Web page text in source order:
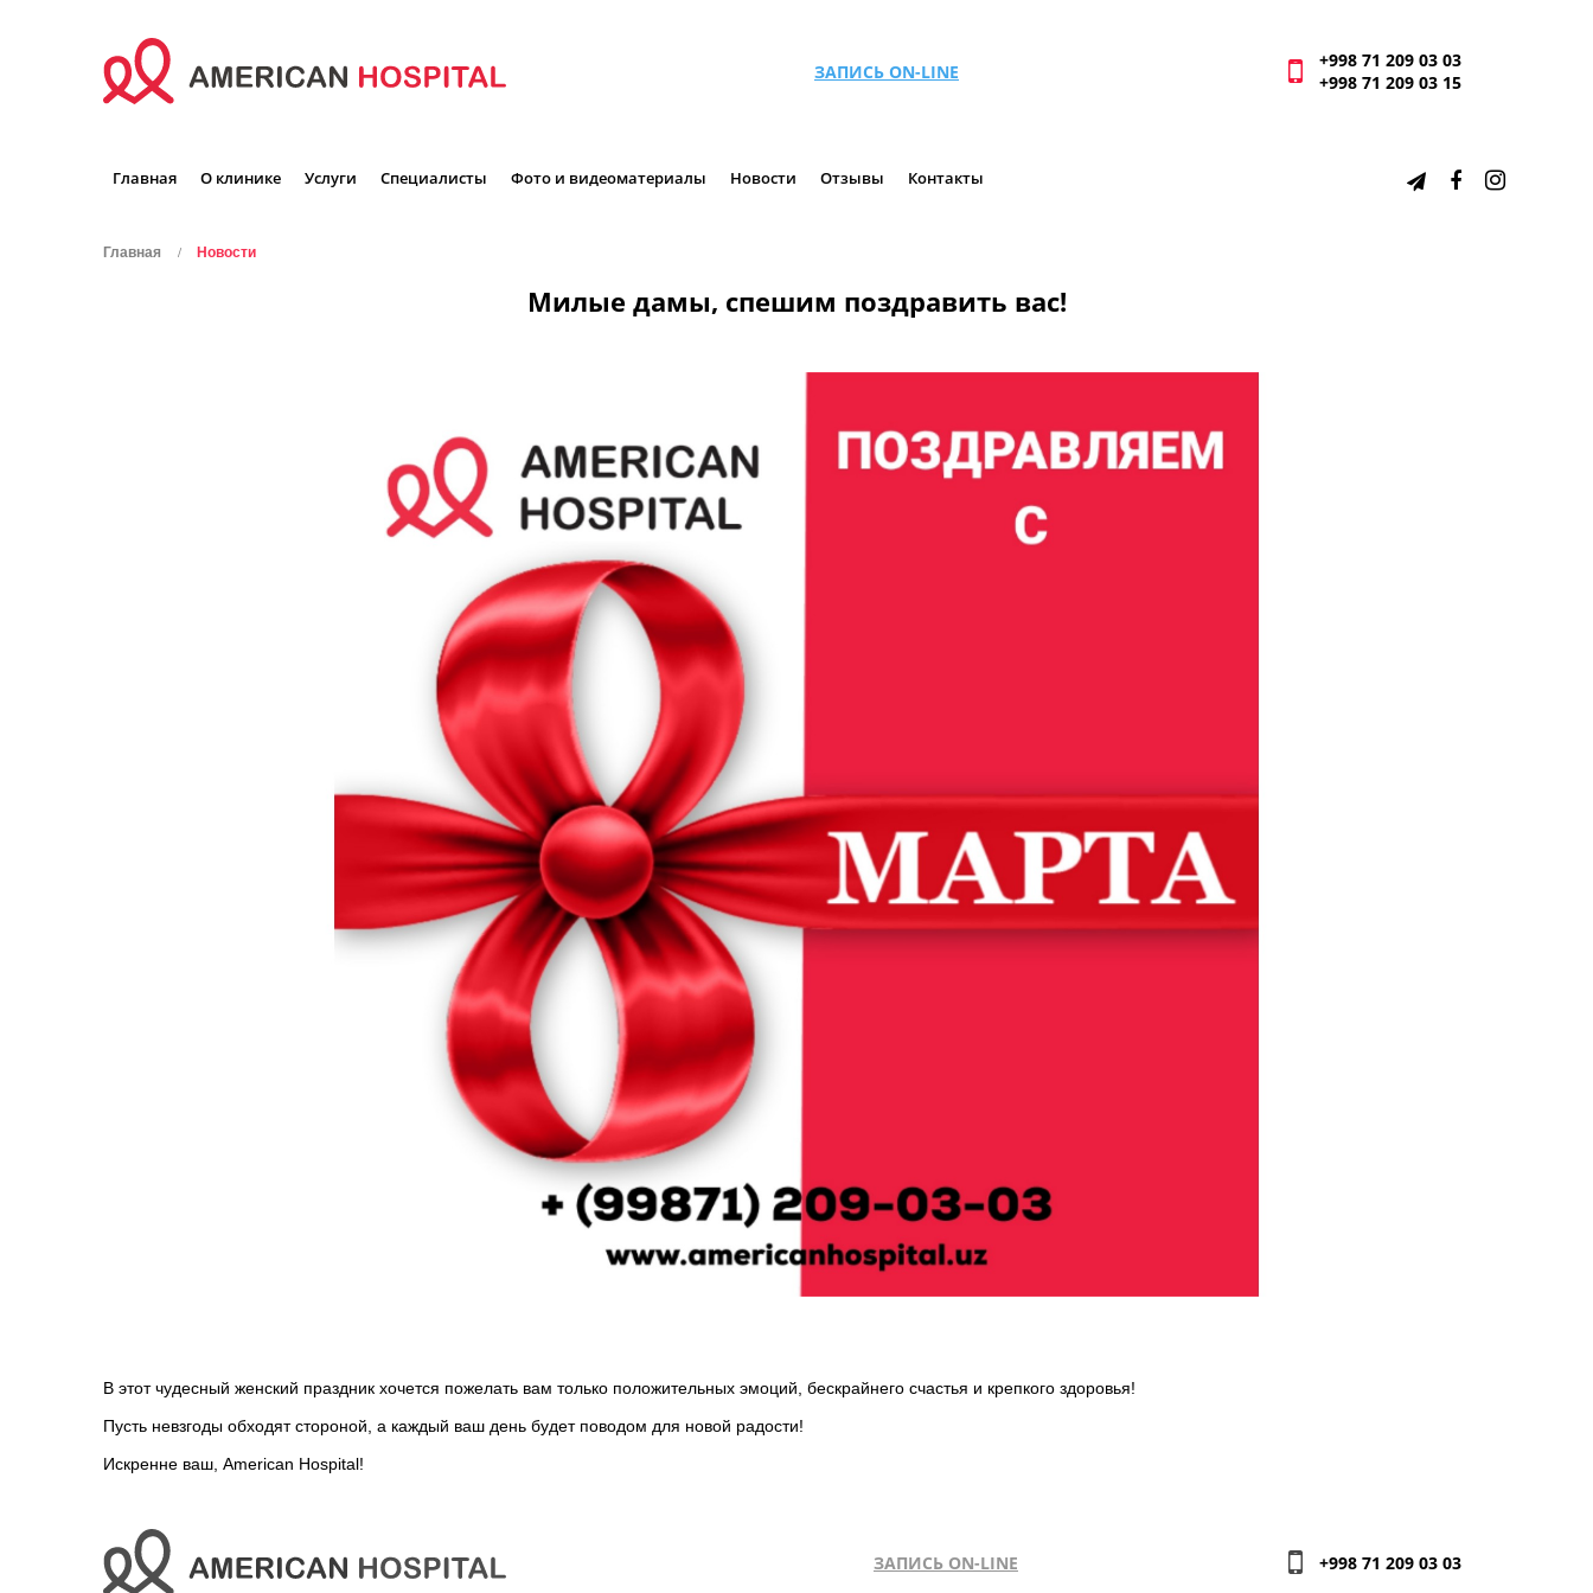
ЗАПИСЬ ON-LINE
+998 71 209 03 03
+998 71 209 03 15
Главная О клинике Услуги Специалисты Фото и видеоматериалы Новости Отзывы Контакты
Главная Новости
Милые дамы, спешим поздравить вас!
В этот чудесный женский праздник хочется пожелать вам только положительных эмоций, бескрайнего счастья и крепкого здоровья!
Пусть невзгоды обходят стороной, а каждый ваш день будет поводом для новой радости!
Искренне ваш, American Hospital!
ЗАПИСЬ ON-LINE +998 71 209 03 03